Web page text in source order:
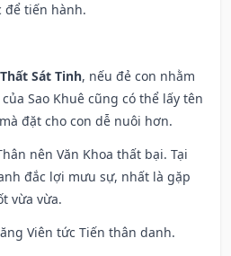
để tiến hành.
Thất Sát Tinh, nếu đẻ con nhằm
Sao Khuê cũng có thể lấy tên
đặt cho con dễ nuôi hơn.
nên Văn Khoa thất bại. Tại
đắc lợi mưu sự, nhất là gặp
vừa vừa.
Viên tức Tiến thân danh.